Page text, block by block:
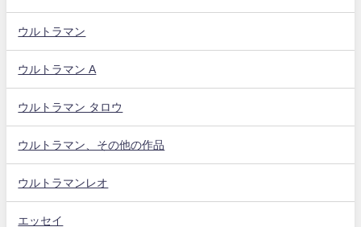
ウルトラマン
ウルトラマン A
ウルトラマン タロウ
ウルトラマン、その他の作品
ウルトラマンレオ
エッセイ